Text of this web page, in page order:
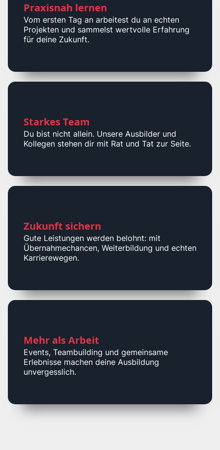
Praxisnah lernen
Vom ersten Tag an arbeitest du an echten
Projekten und sammelst wertvolle Erfahrung
für deine Zukunft.
Starkes Team
Du bist nicht allein. Unsere Ausbilder und
Kollegen stehen dir mit Rat und Tat zur Seite.
Zukunft sichern
Gute Leistungen werden belohnt: mit
Übernahmechancen, Weiterbildung und echten
Karrierewegen.
Mehr als Arbeit
Events, Teambuilding und gemeinsame
Erlebnisse machen deine Ausbildung
unvergesslich.